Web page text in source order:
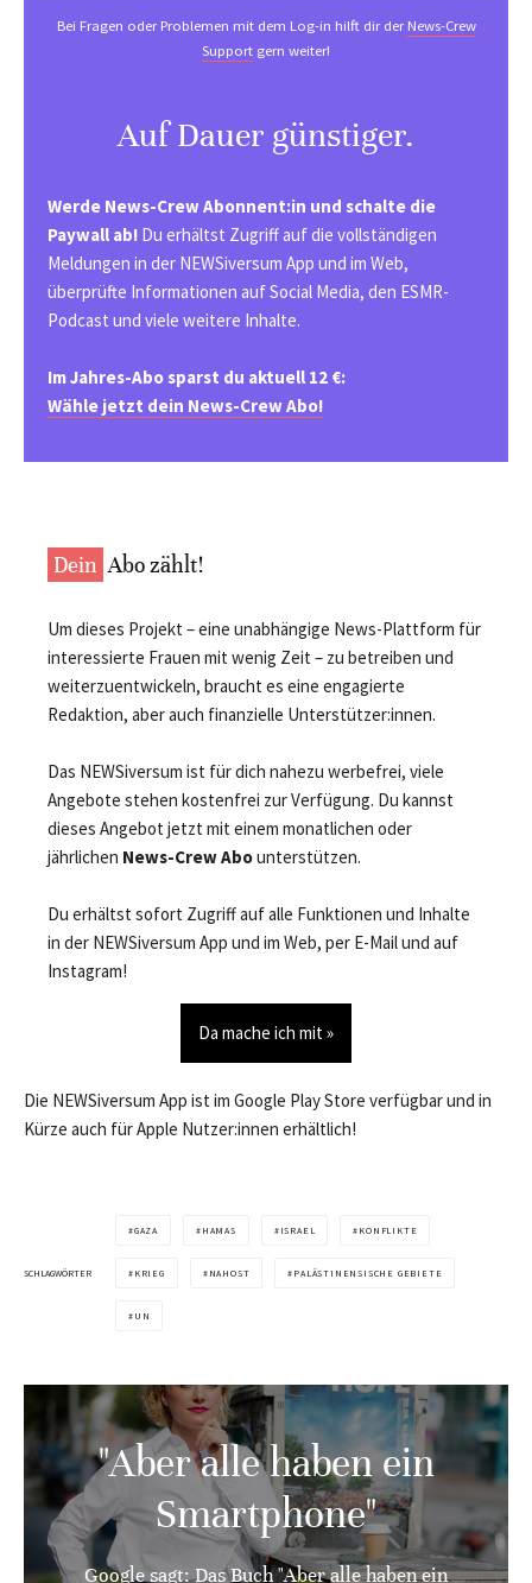
Bei Fragen oder Problemen mit dem Log-in hilft dir derNews-Crew
Support gern weiter!
Auf Dauer günstiger.
Werde News-Crew Abonnent:in und schalte die
Paywall ab! Du erhältst Zugriff auf die vollständigen
Meldungen in der NEWSiversum App und im Web,
überprüfte Informationen auf Social Media, den ESMR-
Podcast und viele weitere Inhalte.
Im Jahres-Abo sparst du aktuell 12 €:
Wähle jetzt dein News-Crew Abo!
Dein Abo zählt!
Um dieses Projekt – eine unabhängige News-Plattform für
interessierte Frauen mit wenig Zeit – zu betreiben und
weiterzuentwickeln, braucht es eine engagierte
Redaktion, aber auch finanzielle Unterstützer:innen.
Das NEWSiversum ist für dich nahezu werbefrei, viele
Angebote stehen kostenfrei zur Verfügung. Du kannst
dieses Angebot jetzt mit einem monatlichen oder
jährlichen News-Crew Abounterstützen.
Du erhältst sofort Zugriff auf alle Funktionen und Inhalte
in der NEWSiversum App und im Web, per E-Mail und auf
Instagram!
Da mache ich mit »
Die NEWSiversum App ist im Google Play Store verfügbar und in
Kürze auch für Apple Nutzer:innen erhältlich!
SCHLAGWÖRTER
GAZA HAMAS ISRAEL KONFLIKTE
KRIEG NAHOST PALÄSTINENSISCHE GEBIETE
UN
"Aber alle haben ein
Smartphone"
Google sagt: Das Buch "Aber alle haben ein